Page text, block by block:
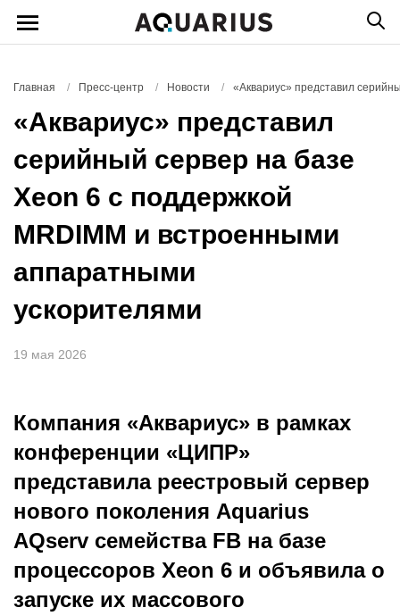
Главная / Пресс-центр / Новости / «Аквариус» представил
«Аквариус» представил
серийный сервер на базе
Xeon 6 с поддержкой
MRDIMM и встроенными
аппаратными
ускорителями
19 мая 2026
Компания «Аквариус» в рамках
конференции «ЦИПР»
представила реестровый сервер
нового поколения Aquarius
AQserv семейства FB на базе
процессоров Xeon 6 и объявила о
запуске их массового